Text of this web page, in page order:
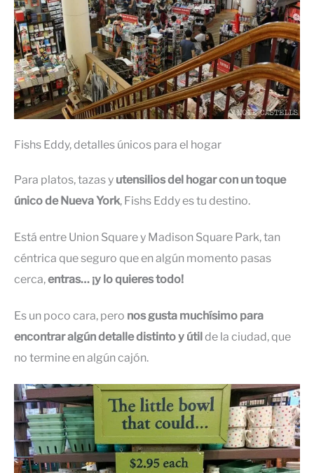
Fishs Eddy, detalles únicos para el hogar
Para platos, tazas y utensilios del hogar con un toque
único de Nueva York, Fishs Eddy es tu destino.
Está entre Union Square y Madison Square Park, tan
céntrica que seguro que en algún momento pasas
cerca,entras… ¡y lo quieres todo!
Es un poco cara, pero nos gusta muchísimo para
encontrar algún detalle distinto y útil de la ciudad, que
no termine en algún cajón.